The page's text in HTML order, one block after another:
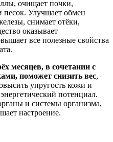
очищает почки,
песок. Улучшает обмен
снимает отёки,
оказывает
все полезные свойства
месяцев, в сочетании с
поможет снизить вес,
упругость кожи и
потенциал.
и системы организма,
настроение.